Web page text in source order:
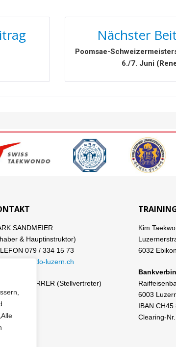
Nächster
Poomsae-
6./7. Juni
SANDMEIER
& Hauptinstruktor)
079 / 334 15 73
luzern.ch
SCHERRER (Stellvertreter)
Kim
6032
6003
IBAN
Clearing-